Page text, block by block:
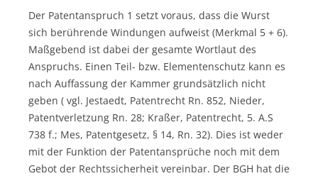
Der Patentanspruch 1 setzt voraus, dass die Wurst
sich berührende Windungen aufweist (Merkmal 5 + 6).
Maßgebend ist dabei der gesamte Wortlaut des
Anspruchs. Einen Teil- bzw. Elementenschutz kann es
nach Auffassung der Kammer grundsätzlich nicht
geben ( vgl. Jestaedt, Patentrecht Rn. 852, Nieder,
Patentverletzung Rn. 28; Kraßer, Patentrecht, 5. A.S
738 f.; Mes, Patentgesetz, § 14, Rn. 32). Dies ist weder
mit der Funktion der Patentansprüche noch mit dem
Gebot der Rechtssicherheit vereinbar. Der BGH hat die